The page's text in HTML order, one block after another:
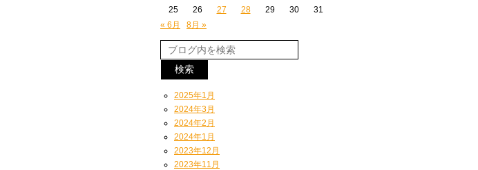
25
26 27 28 29 30
31
« 6月
8月 »
2025年1月
2024年3月
2024年2月
2024年1月
2023年12月
2023年11月